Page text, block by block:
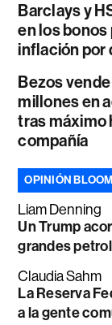
Barclays y
en los
inflación por
Bezos
millones en
tras máximo
compañía
OPINIÓN
Liam Denning
Un Trump
grandes
Claudia Sahm
La Reserva
a la gente